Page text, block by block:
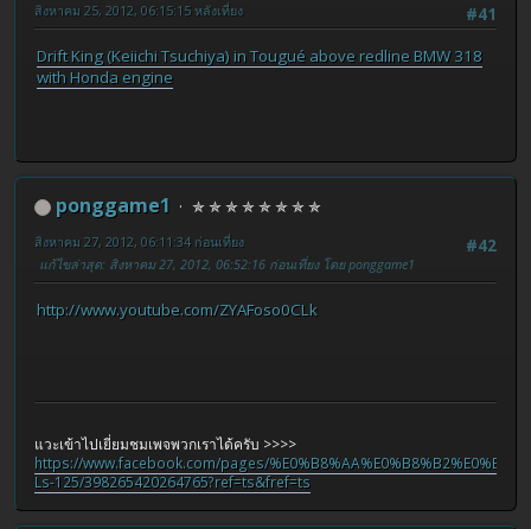
#41
สิงหาคม 25, 2012, 06:15:15 หลังเที่ยง
Drift King (Keiichi Tsuchiya) in Tougué above redline BMW 318
with Honda engine
ponggame1
✯ ✯ ✯ ✯ ✯ ✯ ✯ ✯
#42
สิงหาคม 27, 2012, 06:11:34 ก่อนเที่ยง
แก้ไขล่าสุด: สิงหาคม 27, 2012, 06:52:16 ก่อนเที่ยง โดย ponggame1
http://www.youtube.com/ZYAFoso0CLk
แวะเข้าไปเยี่ยมชมเพจพวกเราได้ครับ >>>>
https://www.facebook.com/pages/
Ls-125/398265420264765?ref=ts&fref=ts